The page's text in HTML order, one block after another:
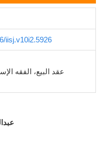
iisj.v10i2.5926
عقد البيع، الفقه